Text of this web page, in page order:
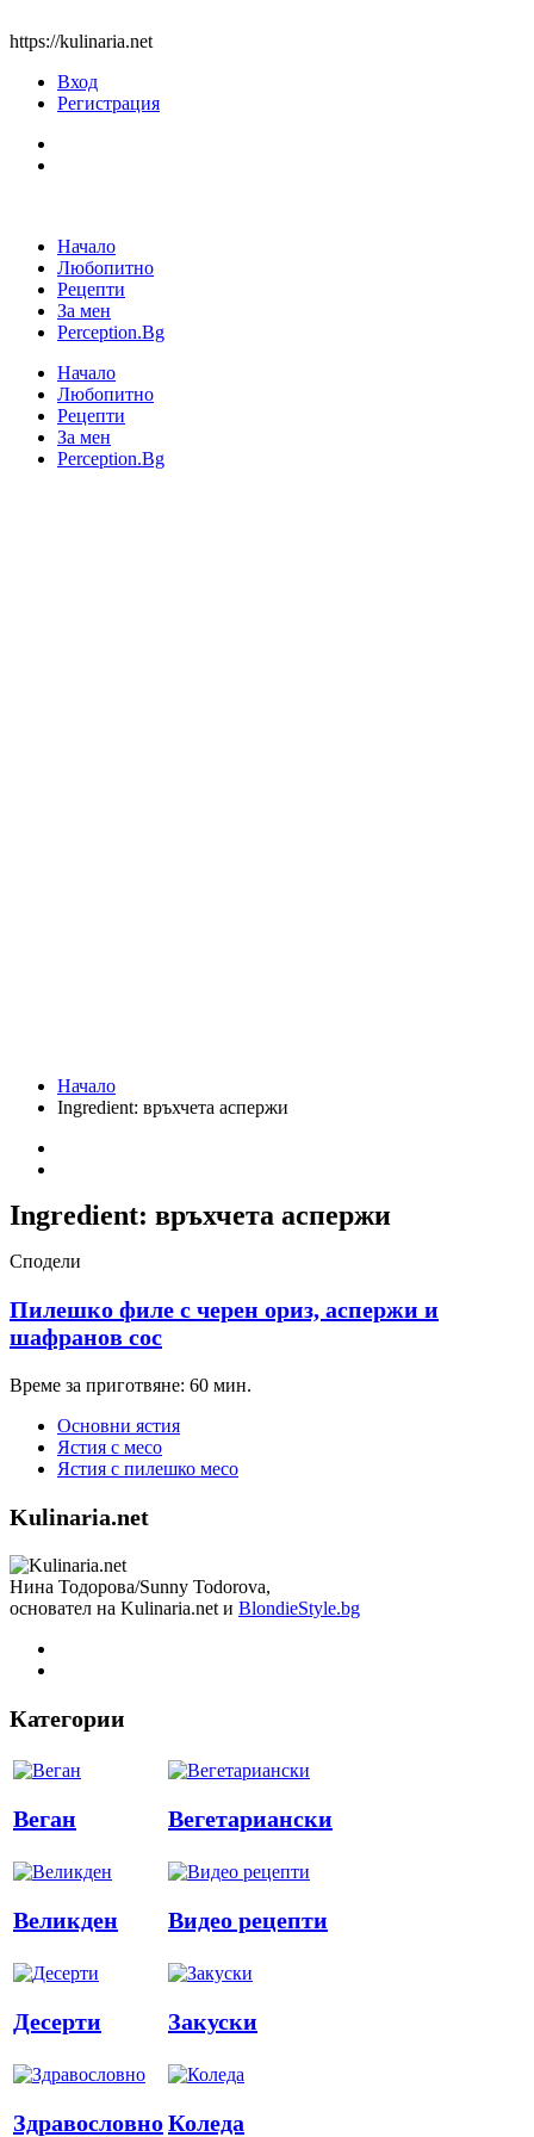
https://kulinaria.net
Вход
Регистрация
Начало
Любопитно
Рецепти
За мен
Perception.Bg
Начало
Любопитно
Рецепти
За мен
Perception.Bg
Начало
Ingredient: връхчета аспержи
Ingredient: връхчета аспержи
Сподели
Пилешко филе с черен ориз, аспержи и
шафранов сос
Време за приготвяне: 60 мин.
Основни ястия
Ястия с месо
Ястия с пилешко месо
Kulinaria.net
Нина Тодорова/Sunny Todorova,
основател на Kulinaria.net и BlondieStyle.bg
Категории
Веган Вегетариански
Великден Видео рецепти
Десерти Закуски
ЗдравословноКоледа